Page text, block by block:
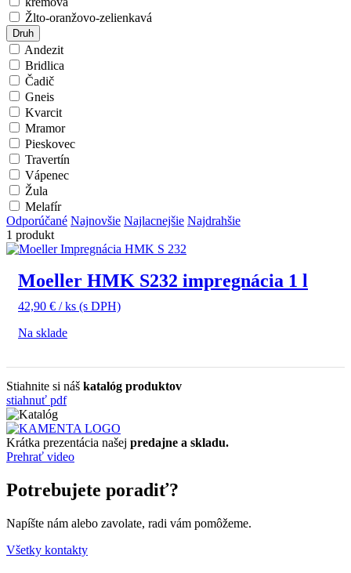
Žlto-oranžovo-zelienkavá
Druh
Andezit
Bridlica
Čadič
Gneis
Kvarcit
Mramor
Pieskovec
Travertín
Vápenec
Žula
Melafír
Odporúčané Najnovšie Najlacnejšie Najdrahšie
1 produkt
Moeller HMK S232 impregnácia 1 l
42,90 € / ks (s DPH)
Na sklade
Stiahnite si náš katalóg produktov
stiahnuť pdf
Krátka prezentácia našej predajne a skladu.
Prehrať video
Potrebujete poradiť?
Napíšte nám alebo zavolate, radi vám pomôžeme.
Všetky kontakty